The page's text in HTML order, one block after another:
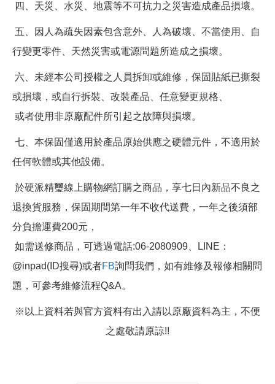
四、天災、水災、地震等不可抗力之災害造成產品損壞。
五、因人為疏失因素包含意外、人為破壞、不當使用、自
行變更零件、天然災害或電源問題所造成之損壞。
六、未經本公司授權之人員拆卸或維修，保固貼紙已撕裂
或損壞，或自行拆裝、改裝產品、任意變更規格、
或者使用非原廠配件所引起之故障與損壞。
七、本保固僅適用於產品原始供應之硬體元件，不適用於
任何軟體或其他設備。
於硬派精璽線上購物網訂購之商品，享七日內新品不良之
退換貨服務，保固期間第一年不收代送費，一年之後須部
分負擔運費200元，
如需送修商品，可透過電話:06-2080909、LINE：
@inpad(ID搜尋)或者FB詢問我們，如有維修及報修相關問
題，可參考維修流程Q&A。
※以上資料若與官方資料有出入請以原廠資料為主，不便
之處敬請原諒!!